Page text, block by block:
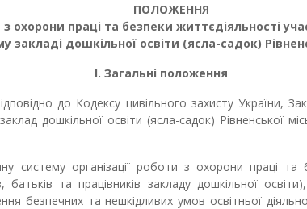
ПОЛОЖЕННЯ
охорони праці та безпеки життєдіяльності
закладі дошкільної освіти (ясла-садок)
І. Загальні положення
до Кодексу цивільного захисту України,
дошкільної освіти (ясла-садок) Рівненської
організації роботи з охорони праці та
батьків та працівників закладу дошкільної
безпечних та нешкідливих умов освітньої